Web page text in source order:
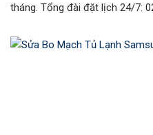
tháng. Tổng đài đặt lịch 24/7: